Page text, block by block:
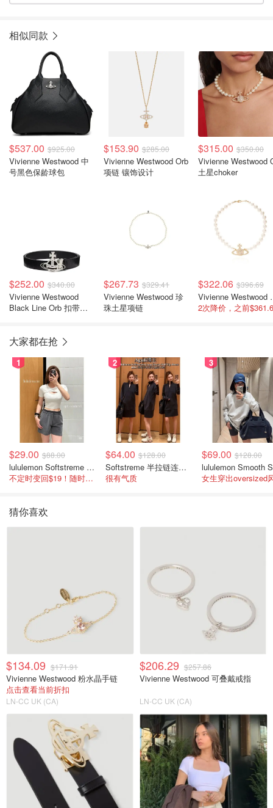
相似同款
$537.00 $925.00
Vivienne Westwood 中
号黑色保龄球包
$153.90 $285.00
Vivienne Westwood Orb
项链 镶饰设计
$315.00 $350.00
Vivienne Westwood
土星choker
$252.00 $340.00
Vivienne Westwood
Black Line Orb 扣带腰
$267.73 $329.41
Vivienne Westwood 珍
珠土星项链
$322.06 $396.69
2次降价，之前
大家都在抢
1
$29.00 $88.00
lululemon Softstreme 女士高腰短裤 10cm
不定时变回$19！随时点进来看
2
$64.00 $128.00
Softstreme 半拉链连衣裙
很有气质
3
$69.00 $128.00
女生穿出oversized
猜你喜欢
$134.09 $171.91
Vivienne Westwood 粉水晶手链
点击查看当前折扣
LN-CC UK (CA)
$206.29 $257.86
Vivienne Westwood 可叠戴戒指
LN-CC UK (CA)